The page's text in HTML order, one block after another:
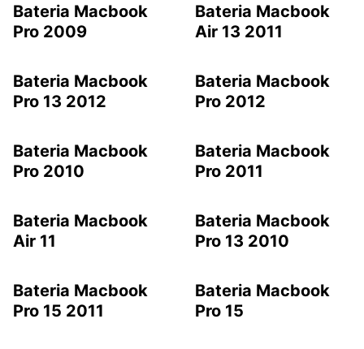
Bateria Macbook
Pro 2009
Bateria Macbook
Air 13 2011
Bateria Macbook
Pro 13 2012
Bateria Macbook
Pro 2012
Bateria Macbook
Pro 2010
Bateria Macbook
Pro 2011
Bateria Macbook
Air 11
Bateria Macbook
Pro 13 2010
Bateria Macbook
Pro 15 2011
Bateria Macbook
Pro 15